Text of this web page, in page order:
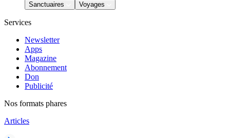
Sanctuaires
Voyages
Services
Newsletter
Apps
Magazine
Abonnement
Don
Publicité
Nos formats phares
Articles